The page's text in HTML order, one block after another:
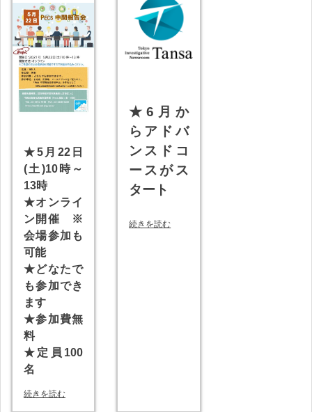
★5月22日
(土)10時～
13時
★オンライ
ン開催 ※
会場参加も
可能
★どなたで
も参加でき
ます
★参加費無
料
★定員100
名
続きを読む
★6月か
らアドバ
ンスドコ
ースがス
タート
続きを読む